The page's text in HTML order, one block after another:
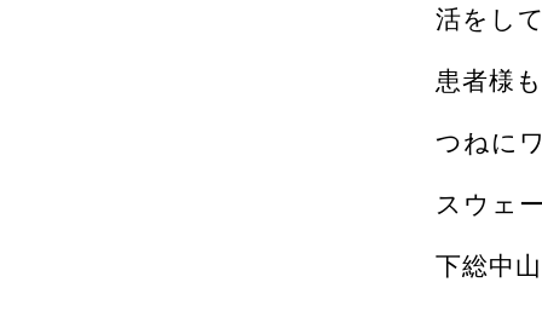
活をし
患者様
つねに
スウェ
下総中